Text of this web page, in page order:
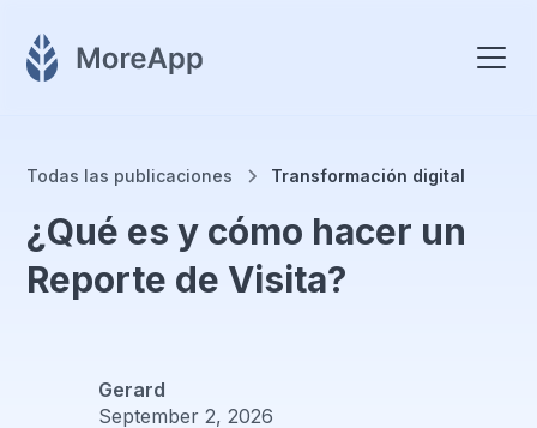
Todas las publicaciones Transformación digital
¿Qué es y cómo hacer un
Reporte de Visita?
Gerard
September 2, 2026